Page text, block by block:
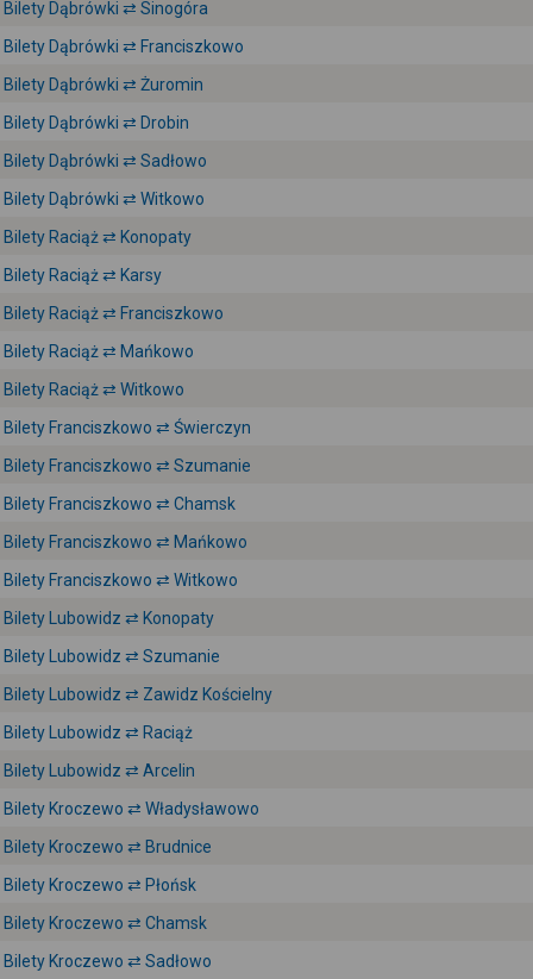
Bilety Dąbrówki ⇄ Sinogóra
Bilety Dąbrówki ⇄ Franciszkowo
Bilety Dąbrówki ⇄ Żuromin
Bilety Dąbrówki ⇄ Drobin
Bilety Dąbrówki ⇄ Sadłowo
Bilety Dąbrówki ⇄ Witkowo
Bilety Raciąż ⇄ Konopaty
Bilety Raciąż ⇄ Karsy
Bilety Raciąż ⇄ Franciszkowo
Bilety Raciąż ⇄ Mańkowo
Bilety Raciąż ⇄ Witkowo
Bilety Franciszkowo ⇄ Świerczyn
Bilety Franciszkowo ⇄ Szumanie
Bilety Franciszkowo ⇄ Chamsk
Bilety Franciszkowo ⇄ Mańkowo
Bilety Franciszkowo ⇄ Witkowo
Bilety Lubowidz ⇄ Konopaty
Bilety Lubowidz ⇄ Szumanie
Bilety Lubowidz ⇄ Zawidz Kościelny
Bilety Lubowidz ⇄ Raciąż
Bilety Lubowidz ⇄ Arcelin
Bilety Kroczewo ⇄ Władysławowo
Bilety Kroczewo ⇄ Brudnice
Bilety Kroczewo ⇄ Płońsk
Bilety Kroczewo ⇄ Chamsk
Bilety Kroczewo ⇄ Sadłowo